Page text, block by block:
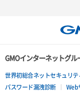
GMOインターネットグ
世界初総合ネットセキュリテ
パスワード漏洩診断
Web